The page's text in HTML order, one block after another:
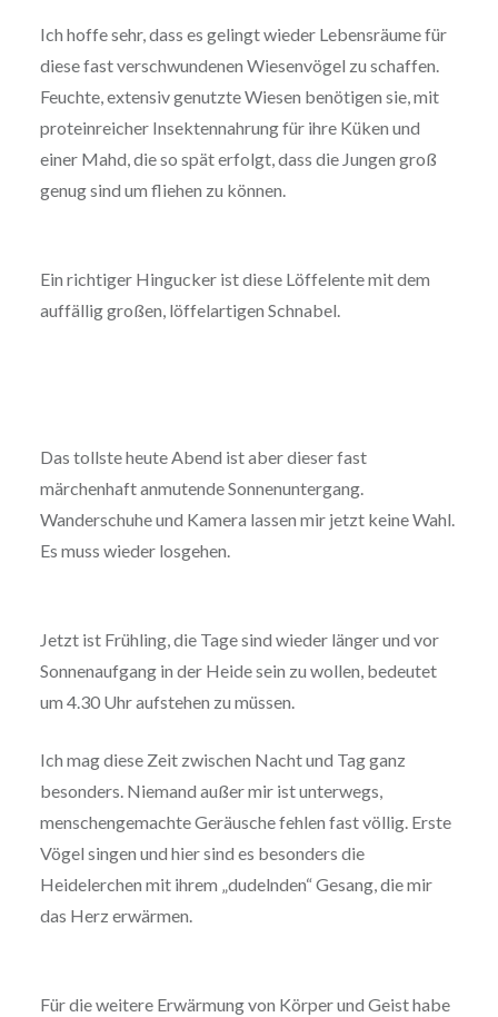
Ich hoffe sehr, dass es gelingt wieder Lebensräume für
diese fast verschwundenen Wiesenvögel zu schaffen.
Feuchte, extensiv genutzte Wiesen benötigen sie, mit
proteinreicher Insektennahrung für ihre Küken und
einer Mahd, die so spät erfolgt, dass die Jungen groß
genug sind um fliehen zu können.
Ein richtiger Hingucker ist diese Löffelente mit dem
auffällig großen, löffelartigen Schnabel.
Das tollste heute Abend ist aber dieser fast
märchenhaft anmutende Sonnenuntergang.
Wanderschuhe und Kamera lassen mir jetzt keine Wahl.
Es muss wieder losgehen.
Jetzt ist Frühling, die Tage sind wieder länger und vor
Sonnenaufgang in der Heide sein zu wollen, bedeutet
um 4.30 Uhr aufstehen zu müssen.
Ich mag diese Zeit zwischen Nacht und Tag ganz
besonders. Niemand außer mir ist unterwegs,
menschengemachte Geräusche fehlen fast völlig. Erste
Vögel singen und hier sind es besonders die
Heidelerchen mit ihrem „dudelnden“ Gesang, die mir
das Herz erwärmen.
Für die weitere Erwärmung von Körper und Geist habe